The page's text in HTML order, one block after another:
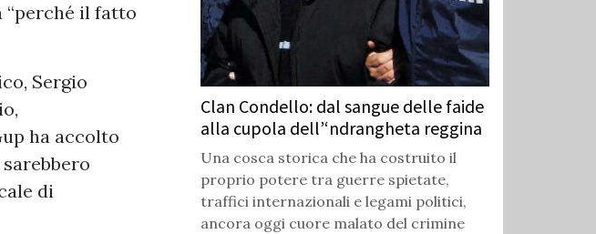
il fatto
Sergio
ha accolto
di
Clan Condello: dal sangue delle faide
alla cupola dell’‘ndrangheta reggina
Una cosca storica che ha costruito il
proprio potere tra guerre spietate,
traffici internazionali e legami politici,
ancora oggi cuore malato del crimine